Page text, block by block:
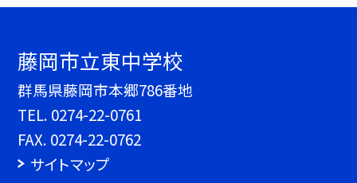
藤岡市立東中学校
群馬県藤岡市本郷786番地
TEL. 0274-22-0761
FAX. 0274-22-0762
サイトマップ